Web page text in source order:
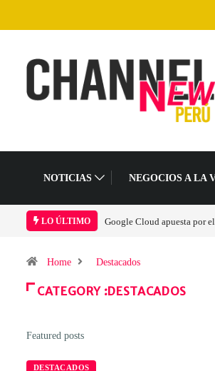
NOTICIAS NEGOCIOS A LA
LO ÚLTIMO Las causas del impulso al
Home Destacados
CATEGORY :DESTACADOS
Featured posts
DESTACADOS